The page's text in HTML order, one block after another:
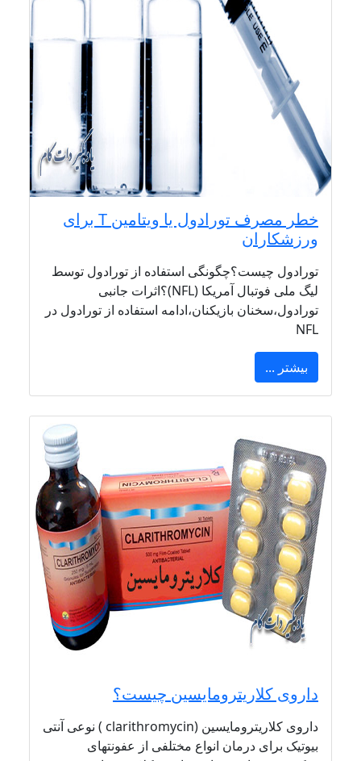
خطر مصرف تورادول یا ویتامین T برای
ورزشکاران
تورادول چیست؟چگونگی استفاده از تورادول توسط
لیگ ملی فوتبال آمریکا (NFL)؟اثرات جانبی
تورادول،سخنان بازیکنان،ادامه استفاده از تورادول در
NFL
بیشتر ...
داروی کلاریترومایسین چیست؟
داروی کلاریترومایسین (clarithromycin ) نوعی آنتی
بیوتیک برای درمان انواع مختلفی از عفونتهای